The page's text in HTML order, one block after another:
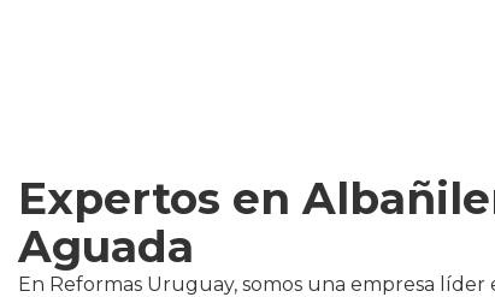
Expertos en
Aguada
En Reformas Uruguay, somos una empresa